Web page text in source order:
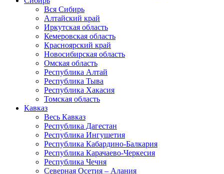
Вся Сибирь
Алтайский край
Иркутская область
Кемеровская область
Красноярский край
Новосибирская область
Омская область
Республика Алтай
Республика Тыва
Республика Хакасия
Томская область
Кавказ
Весь Кавказ
Республика Дагестан
Республика Ингушетия
Республика Кабардино-Балкария
Республика Карачаево-Черкесия
Республика Чечня
Северная Осетия – Алания